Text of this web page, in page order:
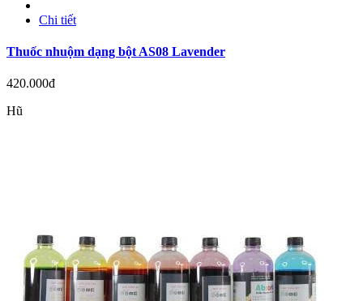
Chi tiết
Thuốc nhuộm dạng bột AS08 Lavender
420.000đ
Hũ